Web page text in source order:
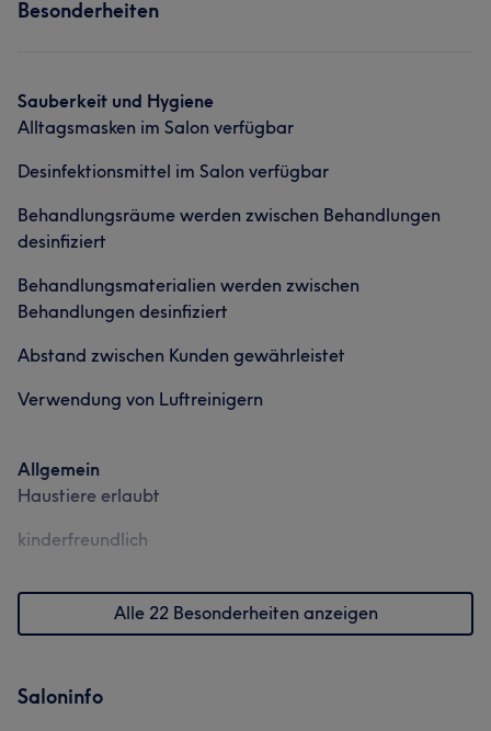
Besonderheiten
Sauberkeit und Hygiene
Alltagsmasken im Salon verfügbar
Desinfektionsmittel im Salon verfügbar
Behandlungsräume werden zwischen Behandlungen
desinfiziert
Behandlungsmaterialien werden zwischen
Behandlungen desinfiziert
Abstand zwischen Kunden gewährleistet
Verwendung von Luftreinigern
Allgemein
Haustiere erlaubt
kinderfreundlich
Alle 22 Besonderheiten anzeigen
Saloninfo